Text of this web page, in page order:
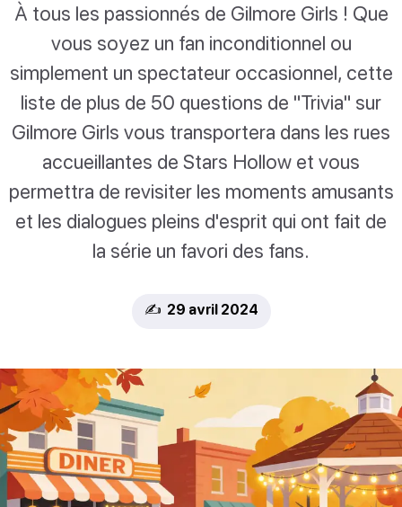
À tous les passionnés de Gilmore Girls ! Que
vous soyez un fan inconditionnel ou
simplement un spectateur occasionnel, cette
liste de plus de 50 questions de "Trivia" sur
Gilmore Girls vous transportera dans les rues
accueillantes de Stars Hollow et vous
permettra de revisiter les moments amusants
et les dialogues pleins d'esprit qui ont fait de
la série un favori des fans.
✍️ 29 avril 2024